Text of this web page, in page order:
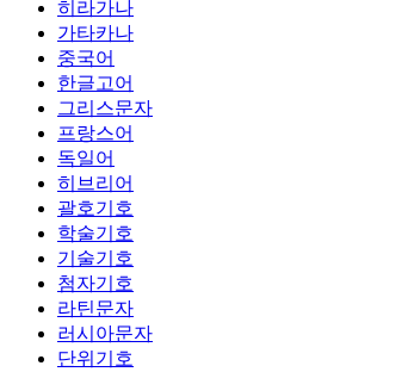
히라가나
가타카나
중국어
한글고어
그리스문자
프랑스어
독일어
히브리어
괄호기호
학술기호
기술기호
첨자기호
라틴문자
러시아문자
단위기호